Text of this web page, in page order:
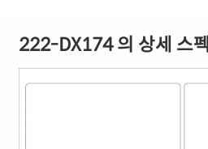
222-DX174 의 상세 스펙